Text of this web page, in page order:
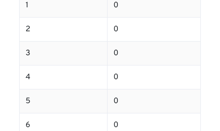
1 0
2 0
3 0
4 0
5 0
6 0